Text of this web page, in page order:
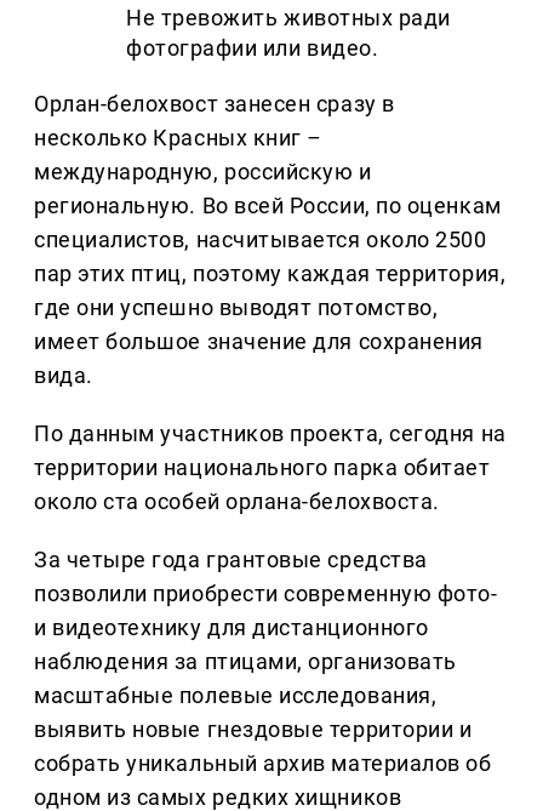
Не тревожить животных ради
фотографии или видео.
Орлан-белохвост занесен сразу в
несколько Красных книг –
международную, российскую и
региональную. Во всей России, по оценкам
специалистов, насчитывается около 2500
пар этих птиц, поэтому каждая территория,
где они успешно выводят потомство,
имеет большое значение для сохранения
вида.
По данным участников проекта, сегодня на
территории национального парка обитает
около ста особей орлана-белохвоста.
За четыре года грантовые средства
позволили приобрести современную фото-
и видеотехнику для дистанционного
наблюдения за птицами, организовать
масштабные полевые исследования,
выявить новые гнездовые территории и
собрать уникальный архив материалов об
одном из самых редких хищников